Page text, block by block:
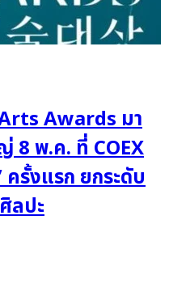
Awards มา
8 พ.ค. ที่ COEX
ครั้งแรก ยกระดับ
ลปะ